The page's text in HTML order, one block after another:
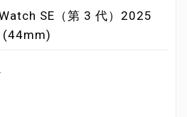
SE（第 3 代）2025
(44mm)